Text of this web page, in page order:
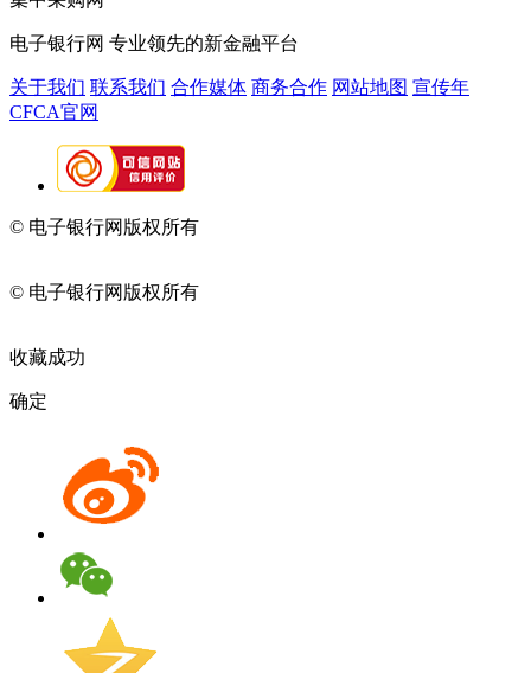
电子银行网 专业领先的新金融平台
关于我们 联系我们 合作媒体 商务合作 网站地图 宣传年
CFCA官网
© 电子银行网版权所有
© 电子银行网版权所有
收藏成功
确定